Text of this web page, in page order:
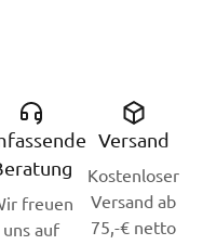
freuen
uns auf
Versand
Kostenloser
Versand ab
75,-€ netto